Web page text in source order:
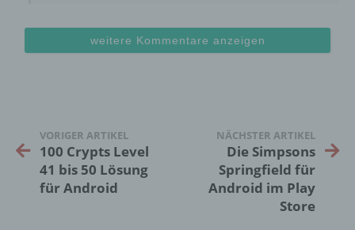
weitere Kommentare anzeigen
VORIGER ARTIKEL
100 Crypts Level
41 bis 50 Lösung
für Android
NÄCHSTER ARTIKEL
Die Simpsons
Springfield für
Android im Play
Store
mit datenschutzrechtlichem Charakter ist die:
18069 Lambrechtshagen
DE